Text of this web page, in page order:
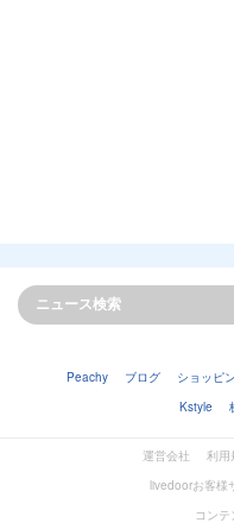
Peachy ブログ ショッピ
Kstyle
運営会社 利用
livedoorお客様
コン